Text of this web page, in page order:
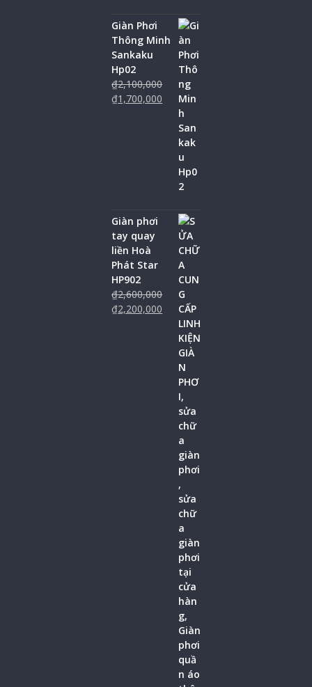
Giàn Phơi
Thông Minh
Sankaku
Hp02
₫2,100,000
₫1,700,000
Giàn phơi
tay quay
liền Hoà
Phát Star
HP902
₫2,600,000
₫2,200,000